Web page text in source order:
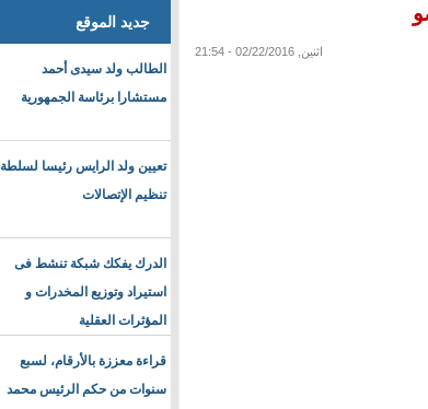
اثنين, 02/22/2016 - 21:54
جديد الموقع
الطالب ولد سيدى أحمد
مستشارا برئاسة الجمهورية
تعيين ولد الرايس رئيسا لسلطة
تنظيم الإتصالات
الدرك يفكك شبكة تنشط فى
استيراد وتوزيع المخدرات و
المؤثرات العقلية
قراءة معززة بالأرقام، لسبع
سنوات من حكم الرئيس محمد